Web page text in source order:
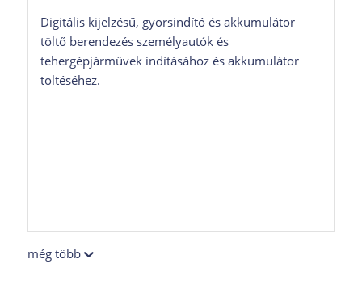
Digitális kijelzésű, gyorsindító és akkumulátor
töltő berendezés személyautók és
tehergépjárművek indításához és akkumulátor
töltéséhez.
még több